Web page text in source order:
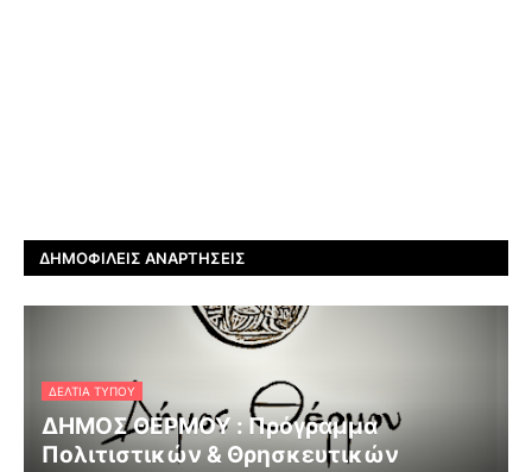
ΔΗΜΟΦΙΛΕΊΣ ΑΝΑΡΤΉΣΕΙΣ
ΔΕΛΤΊΑ ΤΎΠΟΥ
ΔΗΜΟΣ ΘΕΡΜΟΥ : Πρόγραμμα
Πολιτιστικών & Θρησκευτικών